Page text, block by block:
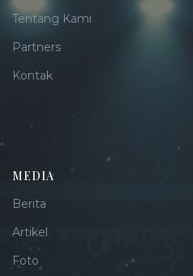
Tentang Kami
Partners
Kontak
MEDIA
Berita
Artikel
Foto